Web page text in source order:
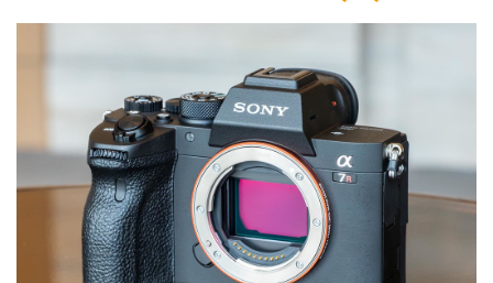
遊戲動漫
IT Times
生成式AI與雲端應用
Enterprise Digital Transformation